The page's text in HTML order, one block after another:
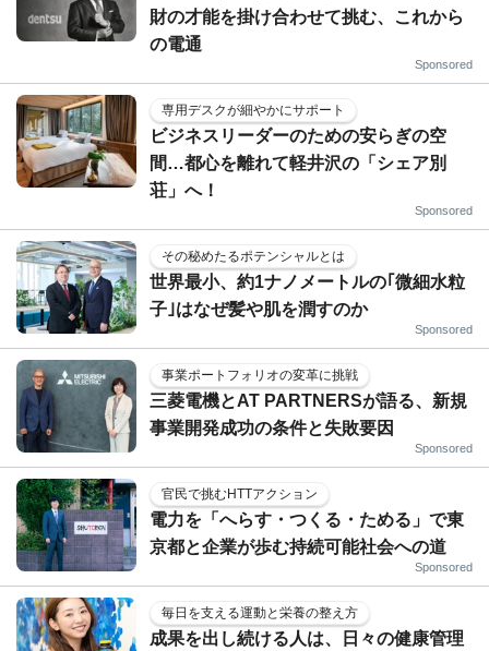
財の才能を掛け合わせて挑む、これから
の電通
Sponsored
専用デスクが細やかにサポート
ビジネスリーダーのための安らぎの空
間…都心を離れて軽井沢の「シェア別
荘」へ！
Sponsored
その秘めたるポテンシャルとは
世界最小、約1ナノメートルの｢微細水粒
子｣はなぜ髪や肌を潤すのか
Sponsored
事業ポートフォリオの変革に挑戦
三菱電機とAT PARTNERSが語る、新規
事業開発成功の条件と失敗要因
Sponsored
官民で挑むHTTアクション
電力を「へらす・つくる・ためる」で東
京都と企業が歩む持続可能社会への道
Sponsored
毎日を支える運動と栄養の整え方
成果を出し続ける人は、日々の健康管理